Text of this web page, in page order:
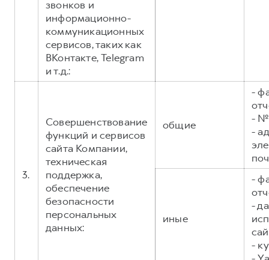
звонков и
информационно-
коммуникационных
сервисов, таких как
ВКонтакте, Telegram
и т.д.:
3.
Совершенствование
функций и сервисов
сайта Компании,
техническая
поддержка,
обеспечение
безопасности
персональных
данных:
общие
-
- №
-
иные
-
-
-